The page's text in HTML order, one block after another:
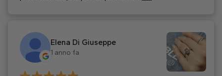
Elena Di Giuseppe
1 anno fa